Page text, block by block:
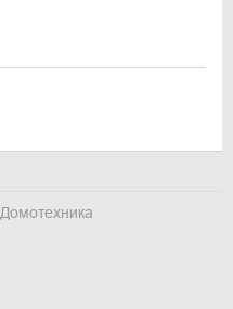
Домотехника